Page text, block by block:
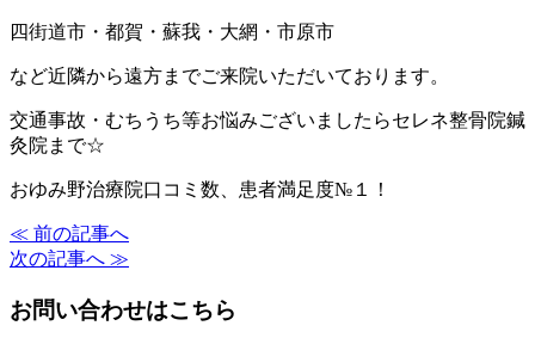
四街道市・都賀・蘇我・大網・市原市
など近隣から遠方までご来院いただいております。
交通事故・むちうち等お悩みございましたらセレネ整骨院鍼
灸院まで☆
おゆみ野治療院口コミ数、患者満足度№１！
≪ 前の記事へ
次の記事へ ≫
お問い合わせはこちら